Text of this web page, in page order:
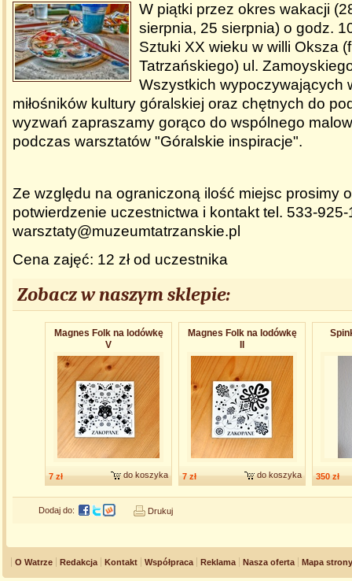
W piątki przez okres wakacji
sierpnia, 25 sierpnia) o godz.
Sztuki XX wieku w willi Oksza
Tatrzańskiego) ul.
Wszystkich wypoczywających
miłośników kultury góralskiej oraz chętnych do
wyzwań zapraszamy gorąco do wspólnego
podczas warsztatów "Góralskie inspiracje".
Ze względu na ograniczoną ilość miejsc prosimy
potwierdzenie uczestnictwa i kontakt tel. 533-925-
warsztaty@muzeumtatrzanskie.pl
Cena zajęć: 12 zł od uczestnika
Zobacz w naszym sklepie:
Magnes Folk na lodówkę
V
7 zł do koszyka
Magnes Folk na lodówkę
7 zł do koszyka 350 zł
Dodaj do: Drukuj
O Watrze Redakcja Kontakt Współpraca Reklama Nasza oferta Mapa strony